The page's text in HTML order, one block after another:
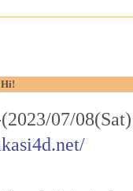
Hi!
07/